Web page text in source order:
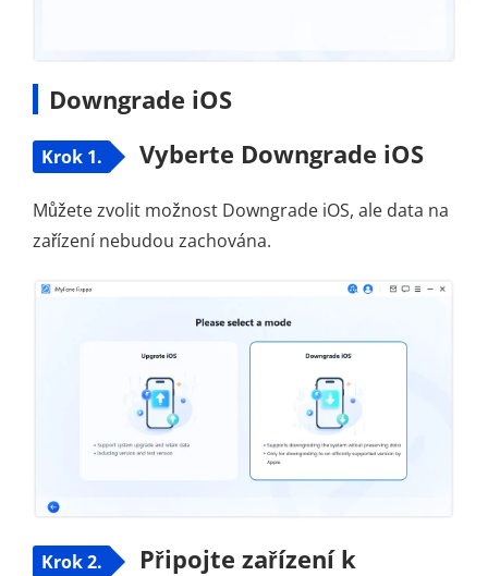
Downgrade iOS
Krok 1. Vyberte Downgrade iOS
Můžete zvolit možnost Downgrade iOS, ale data na
zařízení nebudou zachována.
Krok 2.
Připojte zařízení k